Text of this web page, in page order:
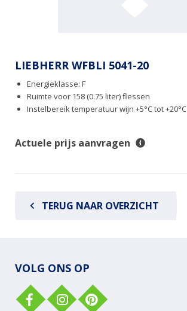
LIEBHERR WFBLI 5041-20
Energieklasse: F
Ruimte voor 158 (0.75 liter) flessen
Instelbereik temperatuur wijn +5°C tot +20°C
Actuele prijs aanvragen
TERUG NAAR OVERZICHT
VOLG ONS OP